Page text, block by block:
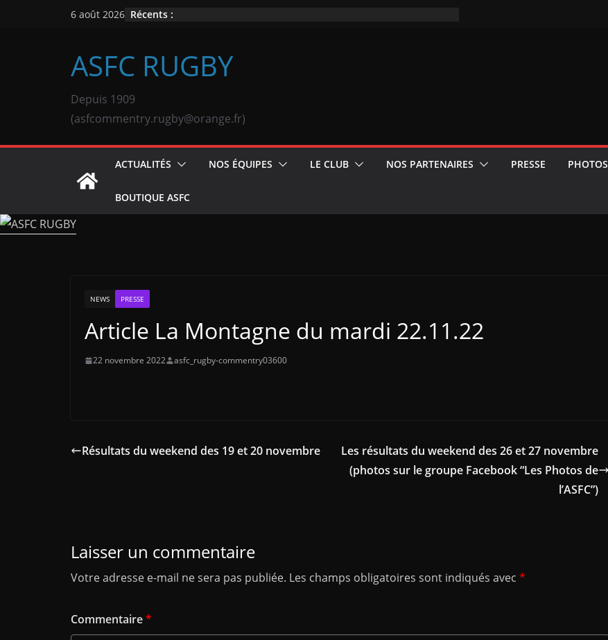
6 août 2026 Récents :
ASFC RUGBY
Depuis 1909
(asfcommentry.rugby@orange.fr)
ACTUALITÉS NOS ÉQUIPES LE CLUB NOS PARTENAIRES PRESSE PHOTOS
BOUTIQUE ASFC
NEWS PRESSE
Article La Montagne du mardi 22.11.22
22 novembre 2022 asfc_rugby-commentry03600
Résultats du weekend des 19 et 20 novembre
Les résultats du weekend des 26 et 27 novembre
(photos sur le groupe Facebook “Les Photos de
l’ASFC”)
Laisser un commentaire
Votre adresse e-mail ne sera pas publiée. Les champs obligatoires sont indiqués avec *
Commentaire*